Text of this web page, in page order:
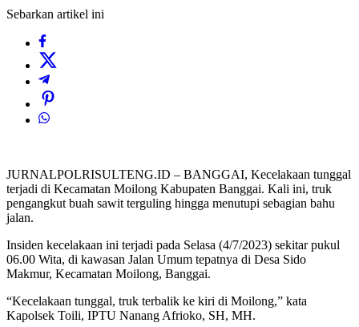
Sebarkan artikel ini
JURNALPOLRISULTENG.ID – BANGGAI, Kecelakaan tunggal
terjadi di Kecamatan Moilong Kabupaten Banggai. Kali ini, truk
pengangkut buah sawit terguling hingga menutupi sebagian bahu
jalan.
Insiden kecelakaan ini terjadi pada Selasa (4/7/2023) sekitar pukul
06.00 Wita, di kawasan Jalan Umum tepatnya di Desa Sido
Makmur, Kecamatan Moilong, Banggai.
“Kecelakaan tunggal, truk terbalik ke kiri di Moilong,” kata
Kapolsek Toili, IPTU Nanang Afrioko, SH, MH.